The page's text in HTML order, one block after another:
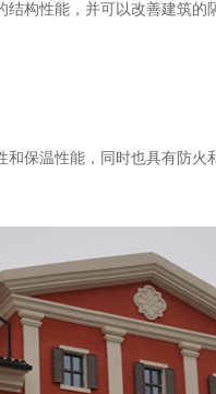
构性能，并可以改善建筑的
保温性能，同时也具有防火